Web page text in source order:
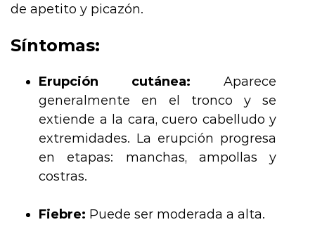
de apetito y picazón.
Síntomas:
Erupción cutánea: Aparece
generalmente en el tronco y se
extiende a la cara, cuero cabelludo y
extremidades. La erupción progresa
en etapas: manchas, ampollas y
costras.
Fiebre: Puede ser moderada a alta.